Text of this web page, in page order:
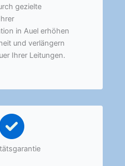
gezielte
in Auel erhöhen
und verlängern
Ihrer Leitungen.